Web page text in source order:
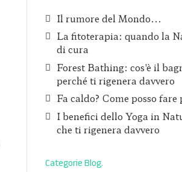
Il rumore del Mondo...
La fitoterapia: quando la
di cura
Forest Bathing: cos'è il
perché ti rigenera davvero
Fa caldo? Come posso fare
I benefici dello Yoga in
che ti rigenera davvero
Categorie Blog